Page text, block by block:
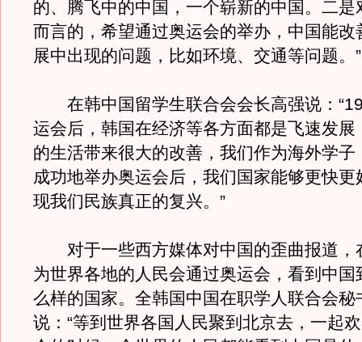
的、腾飞中的中国，一个崭新的中国。二是
而言的，希望通过奥运会的举办，中国能改
展中出现的问题，比如环境、交通等问题。”
在韩中国留学生联合会会长高强说：
运会后，韩国在经济等各方面都是飞速发展
的生活带来很大的改善，我们作为海外学子
成功地举办奥运会后，我们国家能够更快更
现我们民族真正的复兴。”
对于一些西方媒体对中国的歪曲报道，
为世界各地的人民会通过奥运会，看到中国
么样的国家。全韩国中国在职学人联合会秘
说：“等到世界各国人民聚到北京去，一起